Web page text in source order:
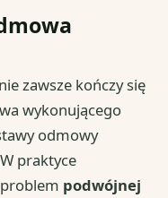
zawsze kończy się
wykonującego
odmowy
praktyce
podwójnej